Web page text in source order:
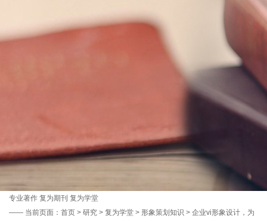
专业著作 复为期刊 复为学堂
—— 当前页面： 首页 > 研究 > 复为学堂 > 形象策划知识 > 企业vi形象设计，为